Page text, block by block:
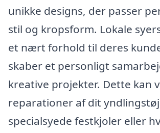
unikke designs, der passer
stil og kropsform. Lokale
et nært forhold til deres
skaber et personligt
kreative projekter. Dette kan
reparationer af dit
specialsyede festkjoler eller